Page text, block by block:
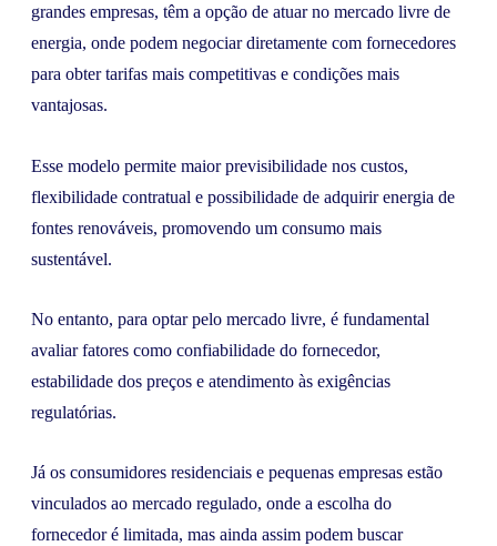
grandes empresas, têm a opção de atuar no mercado livre de
energia, onde podem negociar diretamente com fornecedores
para obter tarifas mais competitivas e condições mais
vantajosas.
Esse modelo permite maior previsibilidade nos custos,
flexibilidade contratual e possibilidade de adquirir energia de
fontes renováveis, promovendo um consumo mais
sustentável.
No entanto, para optar pelo mercado livre, é fundamental
avaliar fatores como confiabilidade do fornecedor,
estabilidade dos preços e atendimento às exigências
regulatórias.
Já os consumidores residenciais e pequenas empresas estão
vinculados ao mercado regulado, onde a escolha do
fornecedor é limitada, mas ainda assim podem buscar